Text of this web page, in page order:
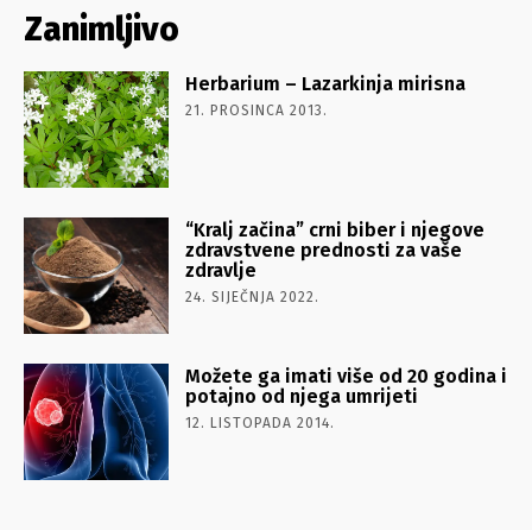
Zanimljivo
Herbarium – Lazarkinja mirisna
21. PROSINCA 2013.
“Kralj začina” crni biber i njegove
zdravstvene prednosti za vaše
zdravlje
24. SIJEČNJA 2022.
Možete ga imati više od 20 godina i
potajno od njega umrijeti
12. LISTOPADA 2014.